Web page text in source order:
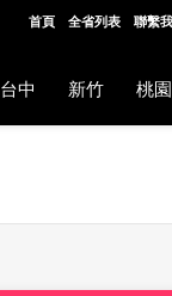
首頁 全省列表 聯繫
台中 新竹 桃園